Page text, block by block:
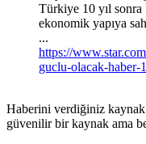
Türkiye 10 yıl sonra
ekonomik yapıya
...
https://
guclu-olacak-haber-
Haberini verdiğiniz
güvenilir bir kaynak ama